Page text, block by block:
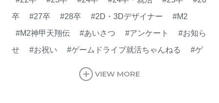
卒
#27卒 #28卒 #2D・3Dデザイナー
#M2
#M2神甲天翔伝
#あいさつ #アンケート
#お知ら
せ
#お祝い #ゲームドライブ就活ちゃんねる
#ゲ
#ゲーム開発
#シフォンめし
VIEW MORE